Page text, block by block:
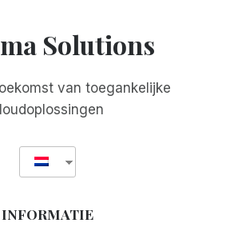
Solutions
van toegankelijke
INFORMATIE